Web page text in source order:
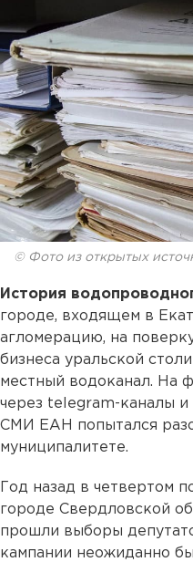
© Фото из открытых
История
городе, входящем в
агломерацию, на
бизнеса уральской
местный водоканал. На
через telegram-каналы и
СМИ ЕАН попытался
муниципалитете.
Год назад в четвертом
городе Свердловской
прошли выборы
кампании неожиданно